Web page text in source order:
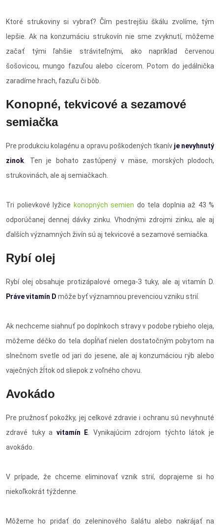
Ktoré strukoviny si vybrať? Čím pestrejšiu škálu zvolíme, tým
lepšie. Ak na konzumáciu strukovín nie sme zvyknutí, môžeme
začať tými ľahšie stráviteľnými, ako napríklad červenou
šošovicou, mungo fazuľou alebo cícerom. Potom do jedálnička
zaradíme hrach, fazuľu či bôb.
Konopné, tekvicové a sezamové
semiačka
Pre produkciu kolagénu a opravu poškodených tkanív je nevyhnutý
zinok . Ten je bohato zastúpený v mäse, morských plodoch,
strukovinách, ale aj semiačkach.
Tri polievkové lyžice konopných semien do tela doplnia až 43 %
odporúčanej dennej dávky zinku. Vhodnými zdrojmi zinku, ale aj
ďalších významných živín sú aj tekvicové a sezamové semiačka.
Rybí olej
Rybí olej obsahuje protizápalové omega-3 tuky, ale aj vitamín D.
Práve vitamín D môže byť významnou prevenciou vzniku strií.
Ak nechceme siahnuť po doplnkoch stravy v podobe rybieho oleja,
môžeme déčko do tela dopĺňať nielen dostatočným pobytom na
slnečnom svetle od jari do jesene, ale aj konzumáciou rýb alebo
vaječných žĺtok od sliepok z voľného chovu.
Avokádo
Pre pružnosť pokožky, jej celkové zdravie i ochranu sú nevyhnuté
zdravé tuky a vitamín E . Vynikajúcim zdrojom týchto látok je
avokádo.
V prípade, že chceme eliminovať vznik strií, doprajeme si ho
niekoľkokrát týždenne.
Môžeme ho pridať do zeleninového šalátu alebo nakrájať na